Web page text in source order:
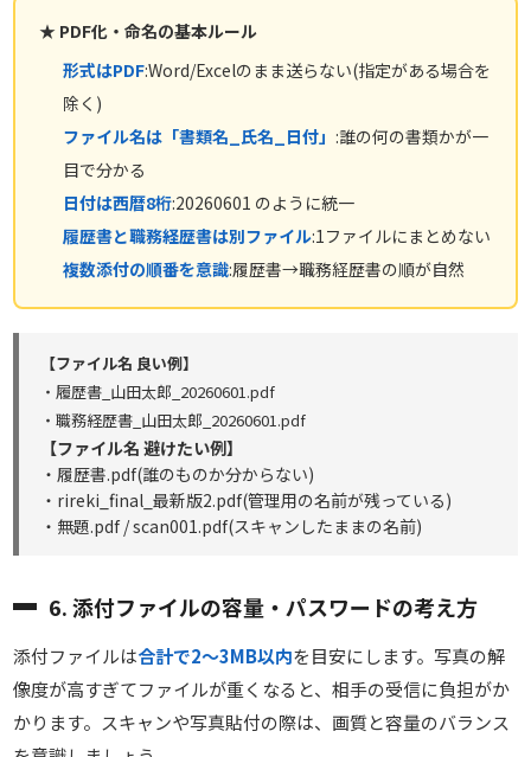
★ PDF化・命名の基本ルール
形式はPDF:Word/Excelのまま送らない(指定がある場合を
除く)
ファイル名は「書類名_氏名_日付」 :誰の何の書類かが一
目で分かる
日付は西暦8桁:20260601 のように統一
履歴書と職務経歴書は別ファイル:1ファイルにまとめない
複数添付の順番を意識:履歴書→職務経歴書の順が自然
【ファイル名 良い例】
・履歴書_山田太郎_20260601.pdf
・職務経歴書_山田太郎_20260601.pdf
【ファイル名 避けたい例】
・履歴書.pdf(誰のものか分からない)
・rireki_final_最新版2.pdf(管理用の名前が残っている)
・無題.pdf / scan001.pdf(スキャンしたままの名前)
6. 添付ファイルの容量・パスワードの考え方
添付ファイルは合計で2〜3MB以内を目安にします。写真の解
像度が高すぎてファイルが重くなると、相手の受信に負担がか
かります。スキャンや写真貼付の際は、画質と容量のバランス